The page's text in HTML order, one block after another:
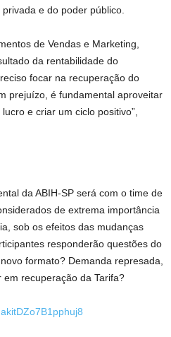
e do poder público.
de Vendas e Marketing,
da rentabilidade do
focar na recuperação do
prejuízo, é fundamental aproveitar
e criar um ciclo positivo”,
da ABIH-SP será com o time de
de extrema importância
sob os efeitos das mudanças
responderão questões do
formato? Demanda represada,
recuperação da Tarifa?